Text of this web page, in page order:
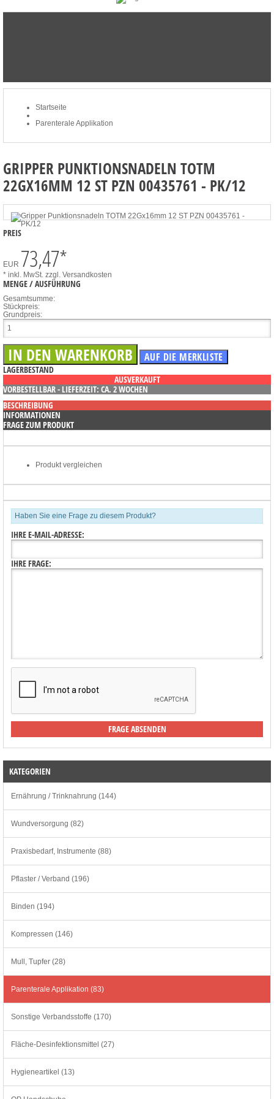
Startseite
Parenterale Applikation
GRIPPER PUNKTIONSNADELN TOTM
22GX16MM 12 ST PZN 00435761 - PK/12
PREIS
EUR 73,47*
* inkl. MwSt. zzgl. Versandkosten
MENGE / AUSFÜHRUNG
Gesamtsumme:
Stückpreis:
Grundpreis:
LAGERBESTAND
AUSVERKAUFT
VORBESTELLBAR - LIEFERZEIT: CA. 2 WOCHEN
BESCHREIBUNG
INFORMATIONEN
FRAGE ZUM PRODUKT
Produkt vergleichen
Haben Sie eine Frage zu diesem Produkt?
IHRE E-MAIL-ADRESSE:
IHRE FRAGE:
KATEGORIEN
Ernährung / Trinknahrung (144)
Wundversorgung (82)
Praxisbedarf, Instrumente (88)
Pflaster / Verband (196)
Binden (194)
Kompressen (146)
Mull, Tupfer (28)
Parenterale Applikation (83)
Sonstige Verbandsstoffe (170)
Fläche-Desinfektionsmittel (27)
Hygieneartikel (13)